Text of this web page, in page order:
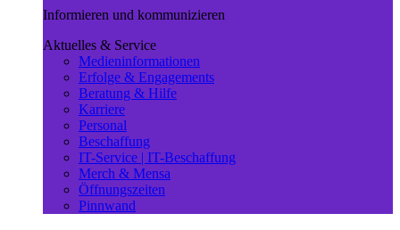
Informieren und kommunizieren
Aktuelles & Service
Medieninformationen
Erfolge & Engagements
Beratung & Hilfe
Karriere
Personal
Beschaffung
IT-Service | IT-Beschaffung
Merch & Mensa
Öffnungszeiten
Pinnwand